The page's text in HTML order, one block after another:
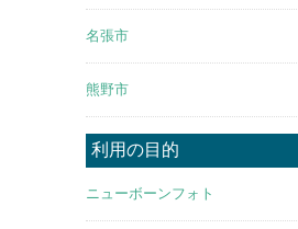
名張市
熊野市
利用の目的
ニューボーンフォト